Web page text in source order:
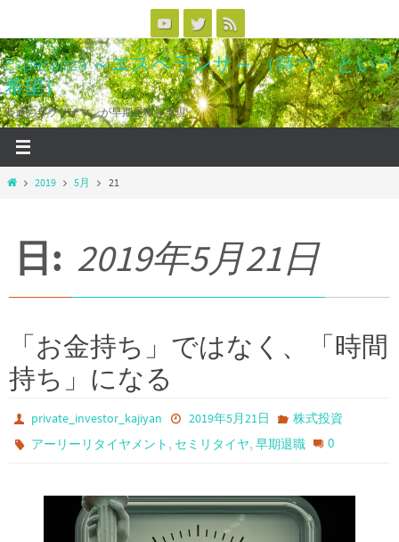
ン
テ
ン
ツ
へ
キ
Esperanza ～エスペランサ～ （待つ、という
希望）
普通のサラリーマンが早期退職を実現
ホ 2019 5月 21
日: 2019年5月21日
「お金持ち」ではなく、「時間
持ち」になる
private_investor_kajiyan 2019年5月21日
株式投資
アーリーリタイヤメント , セミリタイヤ,早期退職 0